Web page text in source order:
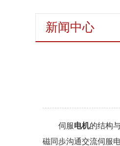
新闻中心
伺服电机的结构
磁同歩沟通交流伺服